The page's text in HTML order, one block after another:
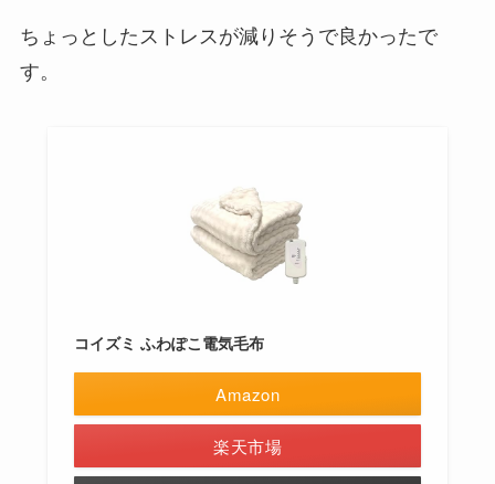
ちょっとしたストレスが減りそうで良かったで
す。
コイズミ ふわぽこ電気毛布
Amazon
楽天市場